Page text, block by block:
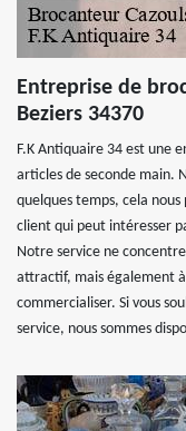
Entreprise de
Beziers 34370
F.K Antiquaire 34 est une
articles de seconde main.
quelques temps, cela
client qui peut intéresser
Notre service ne
attractif, mais également
commercialiser. Si vous
service, nous sommes